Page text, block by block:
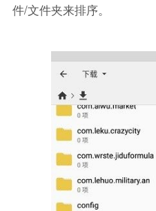
件/文件夹来排序。